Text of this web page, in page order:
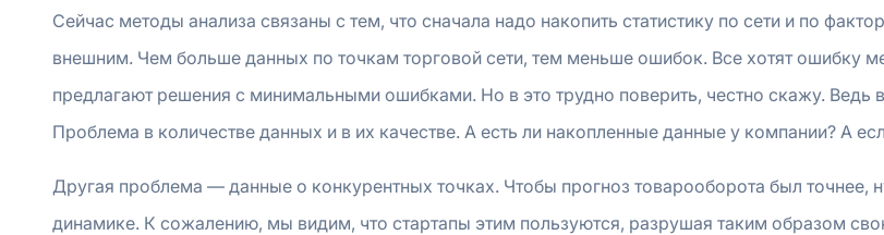
Сейчас методы анализа связаны с тем, что сначала надо накопить статистику по сети и по
внешним. Чем больше данных по точкам торговой сети, тем меньше ошибок. Все хотят ошибку
предлагают решения с минимальными ошибками. Но в это трудно поверить, честно скажу. Ведь
Проблема в количестве данных и в их качестве. А есть ли накопленные данные у компании? А
Другая проблема — данные о конкурентных точках. Чтобы прогноз товарооборота был точнее,
динамике. К сожалению, мы видим, что стартапы этим пользуются, разрушая таким образом